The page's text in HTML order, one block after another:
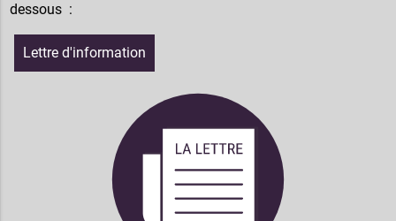
dessous :
Lettre d'information